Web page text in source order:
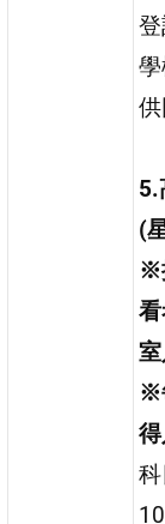
供
5.
(
※
室
※